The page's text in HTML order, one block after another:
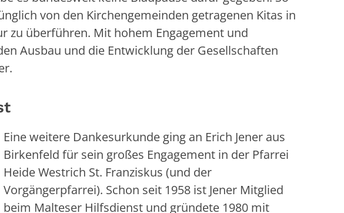
von den Kirchengemeinden getragenen Kitas in
zu überführen. Mit hohem Engagement und
Ausbau und die Entwicklung der Gesellschaften
Eine weitere Dankesurkunde ging an Erich Jener aus
Birkenfeld für sein großes Engagement in der Pfarrei
Heide Westrich St. Franziskus (und der
Vorgängerpfarrei). Schon seit 1958 ist Jener Mitglied
beim Malteser Hilfsdienst und gründete 1980 mit